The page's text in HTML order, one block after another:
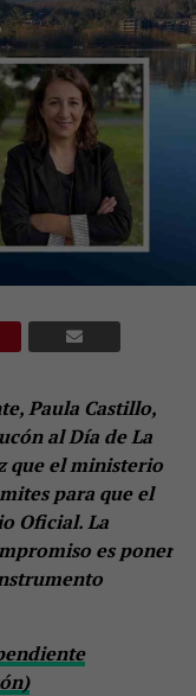
Paula Castillo,
al Día de La
que el ministerio
para que el
Oficial. La
es poner